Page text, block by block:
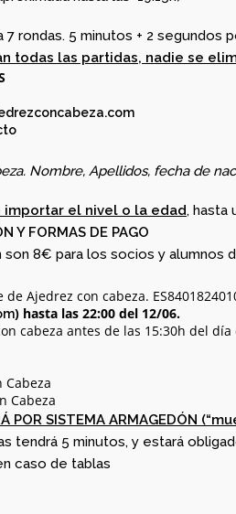
SEMANA DEL 11 DE
MAYO
rondas. 5 minutos + 2 segundos
todas las partidas, nadie se
Nombre, Apellidos, fecha de
importar el nivel o la edad, hasta
Y FORMAS DE PAGO
8€ para los socios y alumnos
Ajedrez con cabeza.
) hasta las 22:00 del 12/06.
cabeza antes de las 15:30h del
Cabeza
Cabeza
POR SISTEMA ARMAGEDÓN
tendrá 5 minutos, y estará
caso de tablas